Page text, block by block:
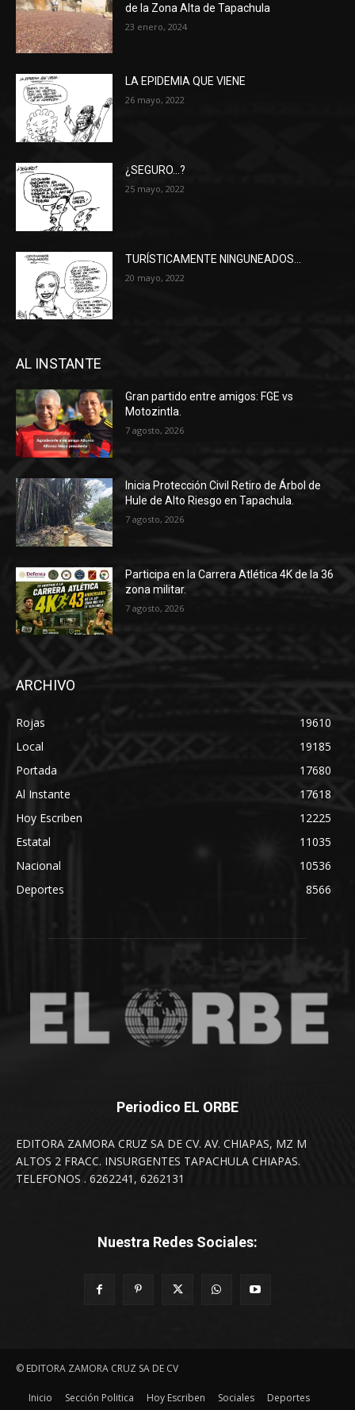
de la Zona Alta de Tapachula
23 enero, 2024
LA EPIDEMIA QUE VIENE
26 mayo, 2022
¿SEGURO…?
25 mayo, 2022
TURÍSTICAMENTE NINGUNEADOS…
20 mayo, 2022
AL INSTANTE
Gran partido entre amigos: FGE vs
Motozintla.
7 agosto, 2026
Inicia Protección Civil Retiro de Árbol de
Hule de Alto Riesgo en Tapachula.
7 agosto, 2026
Participa en la Carrera Atlética 4K de la 36
zona militar.
7 agosto, 2026
ARCHIVO
Rojas
19610
Local
19185
Portada
17680
Al Instante
17618
Hoy Escriben
12225
Estatal
11035
Nacional
10536
Deportes
8566
Periodico EL ORBE
EDITORA ZAMORA CRUZ SA DE CV. AV. CHIAPAS, MZ M
ALTOS 2 FRACC. INSURGENTES TAPACHULA CHIAPAS.
TELEFONOS . 6262241, 6262131
Nuestra Redes Sociales:
© EDITORA ZAMORA CRUZ SA DE CV
Inicio Sección Politica Hoy Escriben Sociales
Deportes